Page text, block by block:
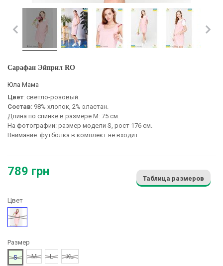
Сарафан Эйприл RO
Юла Мама
Цвет: светло-розовый.
Состав: 98% хлопок, 2% эластан.
Длина по спинке в размере М: 75 см.
На фотографии: размер модели S, рост 176 см.
Внимание: футболка в комплект не входит.
789 грн
Таблица размеров
Цвет
Розовый
Размер
S
M L XL